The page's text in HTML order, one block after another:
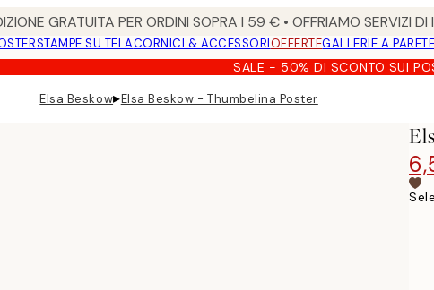
GRATUITA PER ORDINI SOPRA I 59 € • OFFRIAMO SERVIZI
STAMPE SU TELACORNICI & ACCESSORIOFFERTEGALLERIE A
SALE - 50% DI SCONTO SUI
Elsa Beskow▸Elsa Beskow - Thumbelina Poster